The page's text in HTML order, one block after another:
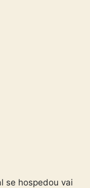
se hospedou vai